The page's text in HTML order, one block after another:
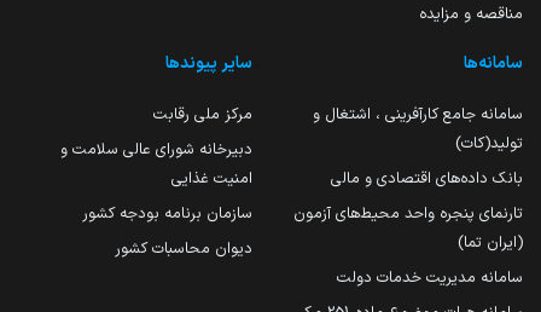
مناقصه و مزایده
سامانه‌ها
سامانه جامع کارآفرینی ، اشتغال و
تولید(کات)
بانک داده‌های اقتصادی و مالی
تارنمای پنجره واحد محیط‌های آزمون
(ایران تما)
سامانه مدیریت خدمات دولت
سایر پیوندها
مرکز ملی رقابت
دبیرخانه شورای عالی سلامت و
امنیت غذایی
سازمان برنامه بودجه کشور
دیوان محاسبات کشور